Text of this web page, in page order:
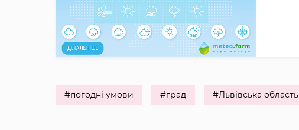
#погодні умови #град #Львівська область